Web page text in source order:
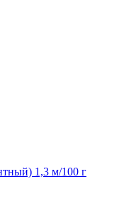
1,3 м/100 г